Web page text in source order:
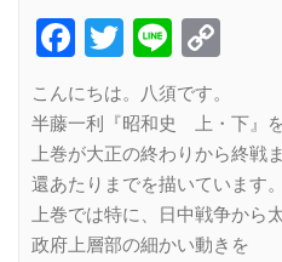
Facebook
Twitter
Line
こんにちは。八須です。
半藤一利『昭和史 上・下』を
上巻が大正の終わりから終戦
還あたりまでを描いています。
上巻では特に、日中戦争から
政府上層部の細かい動きを